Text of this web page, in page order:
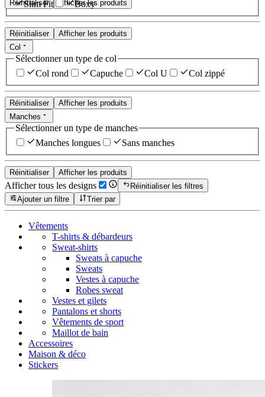
Réinitialiser Afficher les produits
Slim Fit Boxy
Réinitialiser
Afficher les produits
Col
Sélectionner un type de col
Col rond
Capuche Col U Col zippé
Réinitialiser
Afficher les produits
Manches
Sélectionner un type de manches
Manches longues
Sans manches
Réinitialiser Afficher les produits
Afficher tous les designs
Réinitialiser les filtres
Ajouter un filtre
Trier par
Vêtements
T-shirts & débardeurs
Sweat-shirts
Sweats à capuche
Sweats
Vestes à capuche
Robes sweat
Vestes et gilets
Pantalons et shorts
Vêtements de sport
Maillot de bain
Accessoires
Maison & déco
Stickers